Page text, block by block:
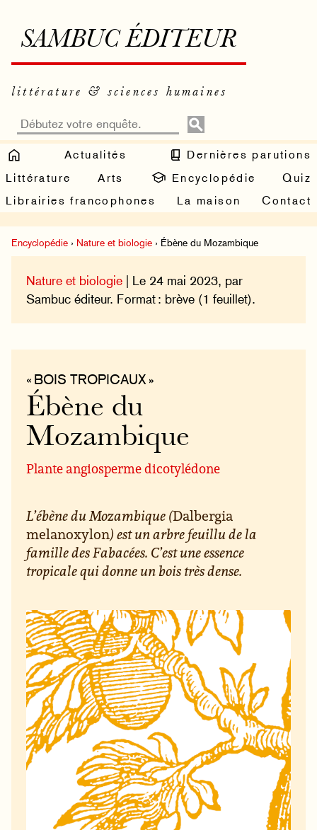
SAMBUC ÉDITEUR
littérature & sciences humaines
Actualités
Dernières parutions
Littérature
Arts Encyclopédie
Quiz
Librairies francophones
La maison Contact
Encyclopédie › Nature et biologie › Ébène du Mozambique
Nature et biologie | Le 24 mai 2023, par
Sambuc éditeur. Format : brève (1 feuillet).
« BOIS TROPICAUX »
Ébène du
Mozambique
Plante angiosperme dicotylédone
L’ébène du Mozambique (Dalbergia
melanoxylon) est un arbre feuillu de la
famille des Fabacées. C’est une essence
tropicale qui donne un bois très dense.